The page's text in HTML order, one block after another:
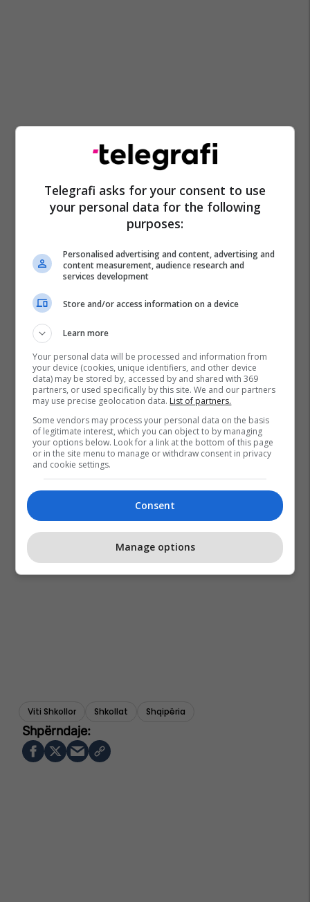
Viti Shkollor Shkollat Shqipëria
Telegrafi asks for your consent to use
your personal data for the following
purposes:
Personalised advertising and content, advertising and
content measurement, audience research and
services development
Store and/or access information on a device
Learn more
Your personal data will be processed and information from
your device (cookies, unique identifiers, and other device
data) may be stored by, accessed by and shared with 369
partners, or used specifically by this site. We and our partners
may use precise geolocation data. List of partners.
Some vendors may process your personal data on the basis
of legitimate interest, which you can object to by managing
your options below. Look for a link at the bottom of this page
or in the site menu to manage or withdraw consent in privacy
and cookie settings.
Consent
Manage options